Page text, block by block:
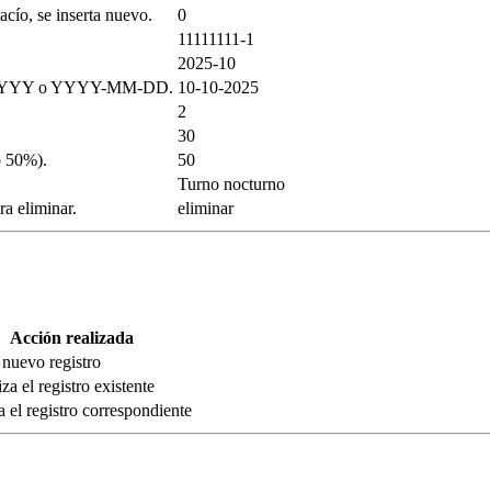
se inserta nuevo.
0
11111111-1
2025-10
o YYYY-MM-DD. 10-10-2025
2
30
50%).
50
Turno nocturno
eliminar. eliminar
Acción realizada
registro
el registro existente
el registro correspondiente